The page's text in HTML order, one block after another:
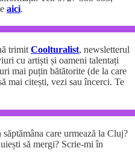
aici.
trimit Coolturalist, newsletterul
cu artiști și oameni talentați
mai puțin bătătorite (de la care
mai citești, vezi sau încerci. Te
care urmează la Cluj?
să mergi? Scrie-mi în